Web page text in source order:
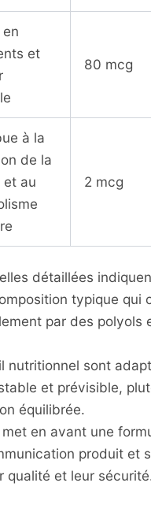
et
80 mcg
à la
de la
et au
2 mcg
détaillées
typique qui
par des polyols
nutritionnel sont
et prévisible,
équilibrée.
en avant une
produit et
qualité et leur